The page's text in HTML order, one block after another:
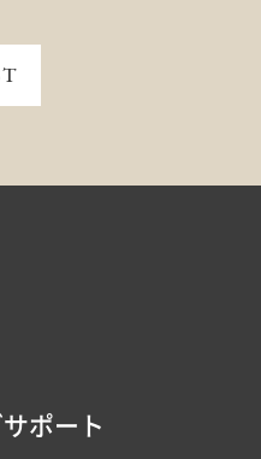
ポート